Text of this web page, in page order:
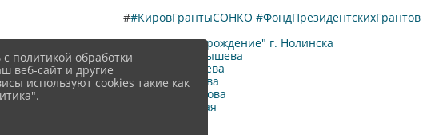
##КировГрантыСОНКО #ФондПрезидентскихГрантов
НКО Фонд "Возрождение" г. Нолинска
Екатерина Конышева
Ирина Медведева
Наталия Сунцова
Наталья Щекотова
Елена Успенская
политикой обработки
веб-сайт и другие
используют cookies такие как